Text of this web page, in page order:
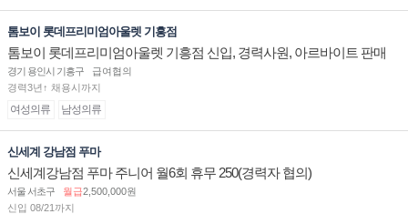
톰보이 롯데프리미엄아울렛 기흥점
톰보이 롯데프리미엄아울렛 기흥점 신입, 경력사원, 아르바이트 판매
직 구인합니다.
경기 용인시 기흥구
급여협의
경력3년↑ 채용시까지
여성의류 남성의류
신세계 강남점 푸마
신세계강남점 푸마 주니어 월6회 휴무 250(경력자 협의)
서울 서초구 월급2,500,000원
신입 08/21까지